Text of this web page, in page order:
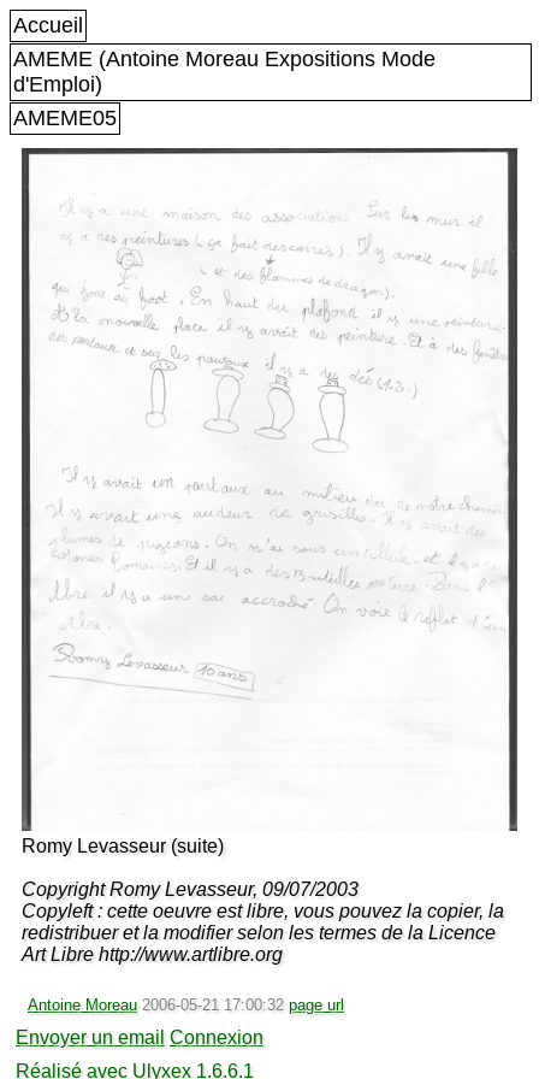
Accueil
AMEME (Antoine Moreau Expositions Mode
d'Emploi)
AMEME05
Romy Levasseur (suite)
Copyright Romy Levasseur, 09/07/2003
Copyleft : cette oeuvre est libre, vous pouvez la copier, la
redistribuer et la modifier selon les termes de la Licence
Art Libre http://www.artlibre.org
Antoine Moreau 2006-05-21 17:00:32 page url
Envoyer un email Connexion
Réalisé avec Ulyxex 1.6.6.1